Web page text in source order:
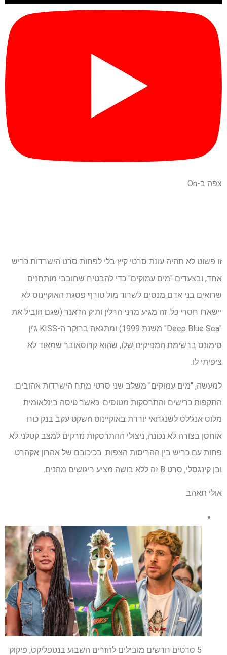
צפה ב-On
זו פשוט לא תהיה עונת סרטי קיץ בלי לפחות סרט הישרדות כריש
אחד, ובצעדים "מים עמוקים" כדי להבטיח שחובבי מותחנים
שרואים בני אדם מנסים לשרוד מול טורף פסגת האוקיינוס ​​לא
יישארו חסרי כל. זה מגיע מרני הרלין ותיק הז'אנר (שגם הוביל את
"Deep Blue Sea" משנת 1999) ומתגאה ברוקר ה-KISS ג'ין
סימונס ברשימת המפיקים שלו, שהוא קרוסאובר שמאוד לא
ציפיתי לו.
למעשה, "מים עמוקים" משלב שני סרטי מתח הישרדות אהובים:
התקפות כרישים והתרסקות מטוסים. כאשר טיסה בינלאומית
מלוס אנג'לס לשנגחאי יורדת באוקיינוס ​​השקט עקב בנק כוח
אוחסן בצורה לא נכונה, ניצולי ההתרסקות נזרקים למצב קטלני לא
פחות עם כריש בין ההריסות הצפות. בכיכובם של אהרון אקהרט
ובן קינגסלי, סרט B זה ללא בושה מציע ריגושים מהנים.
אולי תאהב
5 סרטים חדשים מובילים להזרים השבוע בנטפליקס, פיקוק